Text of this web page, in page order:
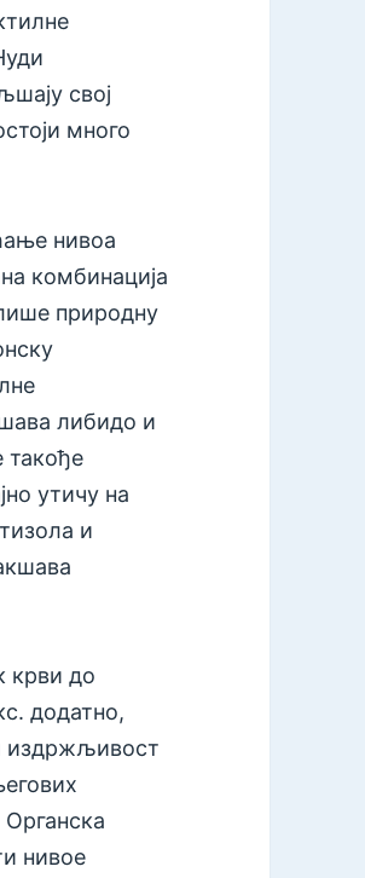
свој
много
нивоа
комбинација
природну
либидо и
такође
утичу на
и
крви до
додатно,
издржљивост
Органска
нивое